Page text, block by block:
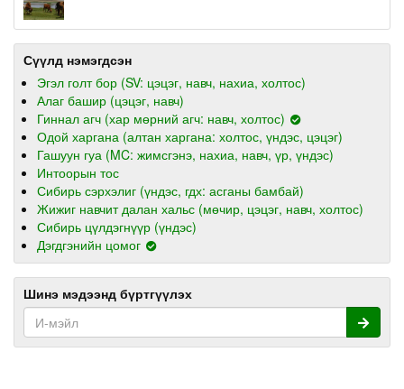
Сүүлд нэмэгдсэн
Эгэл голт бор (SV: цэцэг, навч, нахиа, холтос)
Алаг башир (цэцэг, навч)
Гиннал агч (хар мөрний агч: навч, холтос)
Одой харгана (алтан харгана: холтос, үндэс, цэцэг)
Гашуун гуа (MC: жимсгэнэ, нахиа, навч, үр, үндэс)
Интоорын тос
Сибирь сэрхэлиг (үндэс, гдх: асганы бамбай)
Жижиг навчит далан хальс (мөчир, цэцэг, навч, холтос)
Сибирь цүлдэгнүүр (үндэс)
Дэгдгэнийн цомог
Шинэ мэдээнд бүртгүүлэх